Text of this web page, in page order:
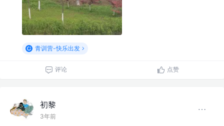
青训营-快乐出发
评论 点赞
初黎
3年前